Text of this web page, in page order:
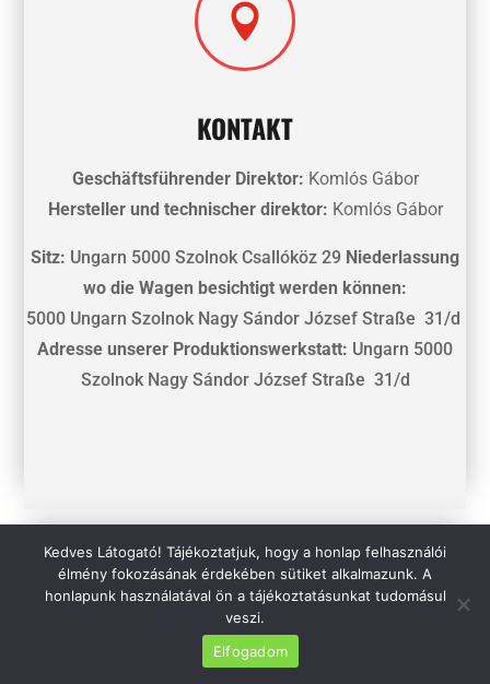

KONTAKT
Geschäftsführender Direktor: Komlós Gábor
Hersteller und technischer direktor: Komlós Gábor
Sitz: Ungarn 5000 Szolnok Csallóköz 29 Niederlassung
wo die Wagen besichtigt werden können:
5000 Ungarn Szolnok Nagy Sándor József Straße 31/d
Adresse unserer Produktionswerkstatt: Ungarn 5000
Szolnok Nagy Sándor József Straße 31/d

Kedves Látogató! Tájékoztatjuk, hogy a honlap felhasználói
élmény fokozásának érdekében sütiket alkalmazunk. A
honlapunk használatával ön a tájékoztatásunkat tudomásul
veszi.
Elfogadom